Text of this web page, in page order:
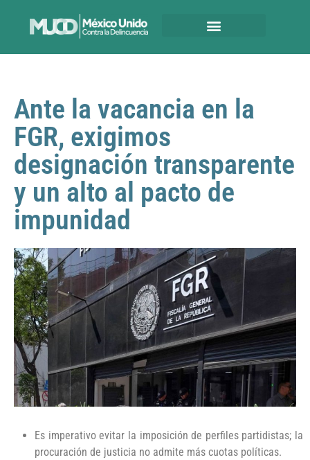
Ante la vacancia en la
FGR, exigimos
designación transparente
y un alto al pacto de
impunidad
Es imperativo evitar la imposición de perfiles partidistas; la
procuración de justicia no admite más cuotas políticas.